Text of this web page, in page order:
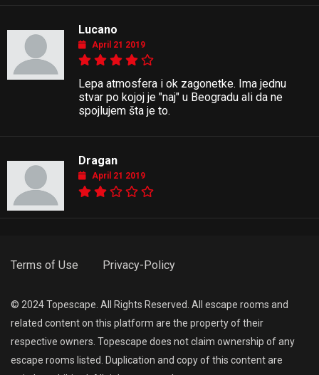
Lucano
April 21 2019
Lepa atmosfera i ok zagonetke. Ima jednu
stvar po kojoj je "naj" u Beogradu ali da ne
spojlujem šta je to.
Dragan
April 21 2019
Terms of Use Privacy-Policy
© 2024 Topescape. All Rights Reserved. All escape rooms and
related content on this platform are the property of their
respective owners. Topescape does not claim ownership of any
escape rooms listed. Duplication and copy of this content are